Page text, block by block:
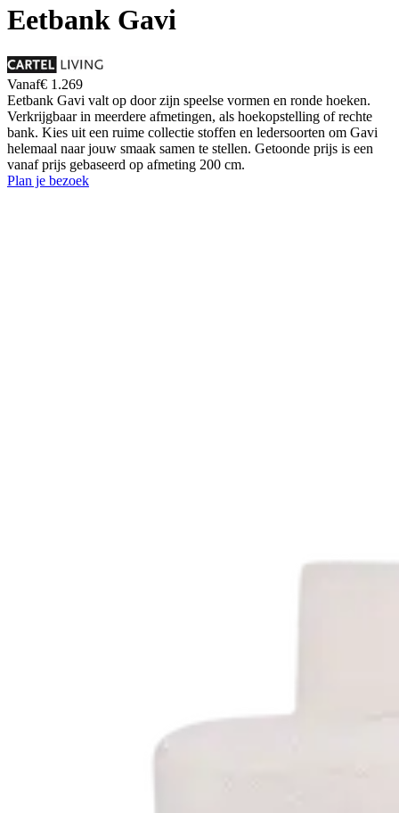
Eetbank Gavi
Vanaf€ 1.269
Eetbank Gavi valt op door zijn speelse vormen en ronde hoeken.
Verkrijgbaar in meerdere afmetingen, als hoekopstelling of rechte
bank. Kies uit een ruime collectie stoffen en ledersoorten om Gavi
helemaal naar jouw smaak samen te stellen. Getoonde prijs is een
vanaf prijs gebaseerd op afmeting 200 cm.
Plan je bezoek